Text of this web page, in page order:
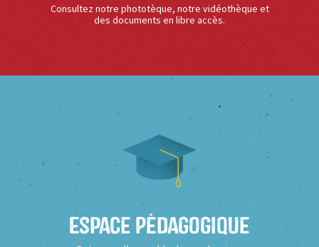
Consultez notre phototèque, notre vidéothèque et
des documents en libre accès.
Espace Pédagogique